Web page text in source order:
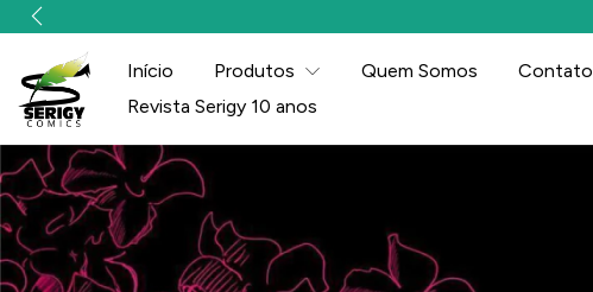
Início Produtos Quem Somos Contato
Revista Serigy 10 anos